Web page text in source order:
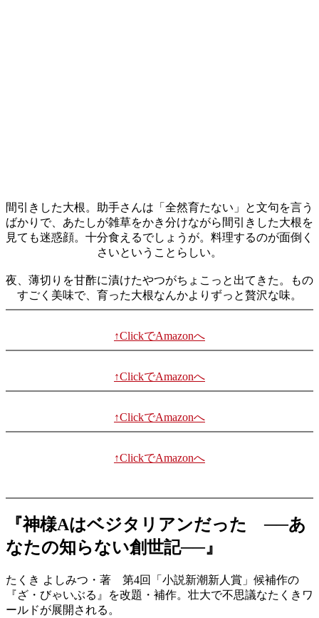
間引きした大根。助手さんは「全然育たない」と文句を言う
ばかりで、あたしが雑草をかき分けながら間引きした大根を
見ても迷惑顔。十分食えるでしょうが。料理するのが面倒く
さいということらしい。
夜、薄切りを甘酢に漬けたやつがちょこっと出てきた。もの
すごく美味で、育った大根なんかよりずっと贅沢な味。
↑ClickでAmazonへ
↑ClickでAmazonへ
↑ClickでAmazonへ
↑ClickでAmazonへ
『神様Aはベジタリアンだった ──あ
なたの知らない創世記──』
たくき よしみつ・著 第4回「小説新潮新人賞」候補作の
『ざ・びゃいぶる』を改題・補作。壮大で不思議なたくきワ
ールドが展開される。